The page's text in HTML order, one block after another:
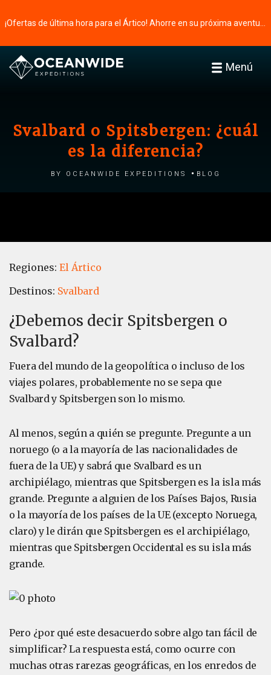
Menú
Svalbard o Spitsbergen: ¿cuál
es la diferencia?
by Oceanwide Expeditions Blog
Regiones: El Ártico
Destinos: Svalbard
¿Debemos decir Spitsbergen o
Svalbard?
Fuera del mundo de la geopolítica o incluso de los
viajes polares, probablemente no se sepa que
Svalbard y Spitsbergen son lo mismo.
Al menos, según a quién se pregunte. Pregunte a un
noruego (o a la mayoría de las nacionalidades de
fuera de la UE) y sabrá que Svalbard es un
archipiélago, mientras que Spitsbergen es la isla más
grande. Pregunte a alguien de los Países Bajos, Rusia
o la mayoría de los países de la UE (excepto Noruega,
claro) y le dirán que Spitsbergen es el archipiélago,
mientras que Spitsbergen Occidental es su isla más
grande.
Pero ¿por qué este desacuerdo sobre algo tan fácil de
simplificar? La respuesta está, como ocurre con
muchas otras rarezas geográficas, en los enredos de